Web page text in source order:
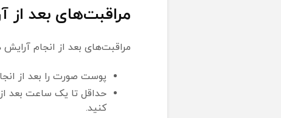
مراقبت‌های بعد
مراقبت‌های بعد از انجام آرایش
پوست صورت را بعد از
حداقل تا یک ساعت بعد
کنید.